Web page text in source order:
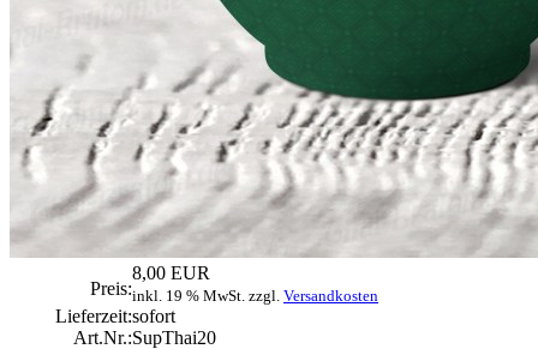
Preis:
8,00 EUR
inkl. 19 % MwSt. zzgl. Versandkosten
Lieferzeit:sofort
Art.Nr.:SupThai20